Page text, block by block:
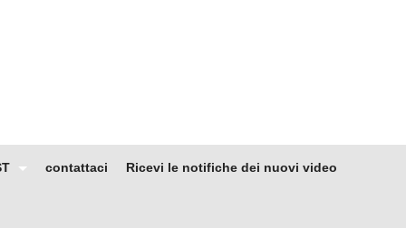
contattaci Ricevi le notifiche dei nuovi video